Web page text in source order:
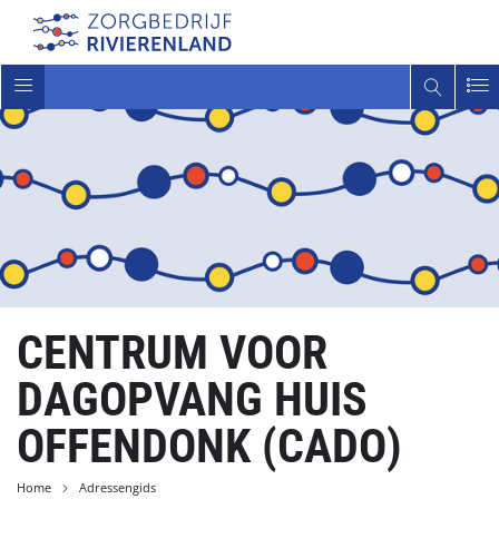
Toggle
navigatie
CENTRUM VOOR
DAGOPVANG HUIS
OFFENDONK (CADO)
Home Adressengids